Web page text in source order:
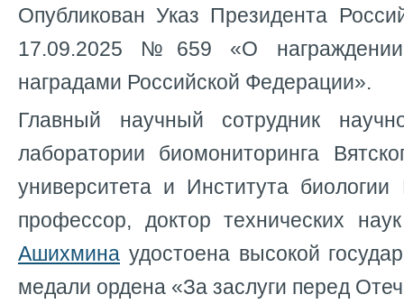
Опубликован Указ Президента
17.09.2025 №659 «О награждении
наградами Российской Федерации».
Главный научный сотрудник
лаборатории биомониторинга
университета и Института
профессор, доктор технических
Ашихмина удостоена высокой
медали ордена «За заслуги перед